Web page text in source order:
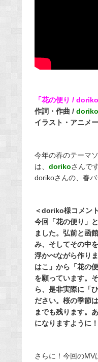
「花の便り /
作詞・作曲 / doriko
イラスト・アニメ
今年の春のテーマ
は、 dorikoさんで
dorikoさんの、春
＜doriko様コメン
今回「花の便り」
ました。弘前と函
み、そしてその中
浮かべながら作り
はこ」から「花の
を願っています。
ら、是非実際に「
ださい。桜の季節
までも残ります。
になりますように！
さらに！今回のMV